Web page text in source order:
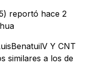
reportó hace 2
Y CNT
similares a los de